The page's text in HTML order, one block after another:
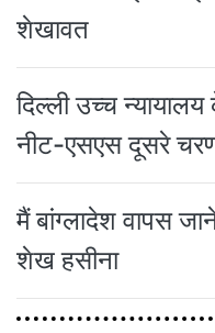
शेखावत
दिल्ली उच्च
नीट-एसएस दूसरे
मैं बांग्लादेश वापस
शेख हसीना